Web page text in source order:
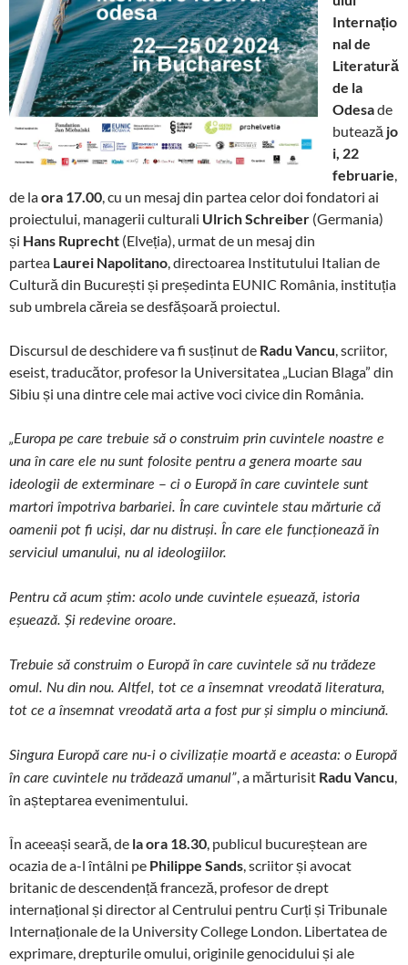
Internațio
nal de
Literatură
de la
Odesade
butează jo
i, 22
februarie,
de laora 17.00, cu un mesaj din partea celor doi fondatori ai
proiectului, managerii culturali Ulrich Schreiber (Germania)
și Hans Ruprecht (Elveția), urmat de un mesaj din
partea Laurei Napolitano, directoarea Institutului Italian de
Cultură din București și președinta EUNIC România, instituția
sub umbrela căreia se desfășoară proiectul.
Discursul de deschidere va fi susținut de Radu Vancu, scriitor,
eseist, traducător, profesor la Universitatea „Lucian Blaga” din
Sibiu și una dintre cele mai active voci civice din România.
„Europa pe care trebuie să o construim prin cuvintele noastre e
una în care ele nu sunt folosite pentru a genera moarte sau
ideologii de exterminare – ci o Europă în care cuvintele sunt
martori împotriva barbariei. În care cuvintele stau mărturie că
oamenii pot fi uciși, dar nu distruși. În care ele funcționează în
serviciul umanului, nu al ideologiilor.
Pentru că acum știm: acolo unde cuvintele eșuează, istoria
eșuează. Și redevine oroare.
Trebuie să construim o Europă în care cuvintele să nu trădeze
omul. Nu din nou. Altfel, tot ce a însemnat vreodată literatura,
tot ce a însemnat vreodată arta a fost pur și simplu o minciună.
Singura Europă care nu-i o civilizație moartă e aceasta: o Europă
în care cuvintele nu trădează umanul”, a mărturisit Radu Vancu,
în așteptarea evenimentului.
În aceeași seară, de la ora 18.30, publicul bucureștean are
ocazia de a-l întâlni pe Philippe Sands, scriitor și avocat
britanic de descendență franceză, profesor de drept
internațional și director al Centrului pentru Curți și Tribunale
Internaționale de la University College London. Libertatea de
exprimare, drepturile omului, originile genocidului și ale